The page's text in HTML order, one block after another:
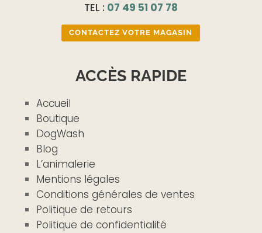
TEL : 07 49 51 07 78
CONTACTEZ VOTRE MAGASIN
ACCÈS RAPIDE
Accueil
Boutique
DogWash
Blog
L’animalerie
Mentions légales
Conditions générales de ventes
Politique de retours
Politique de confidentialité